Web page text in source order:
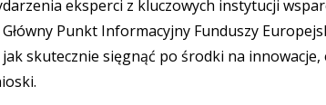
eksperci z kluczowych instytucji
Główny Punkt Informacyjny Funduszy
skutecznie sięgnąć po środki na